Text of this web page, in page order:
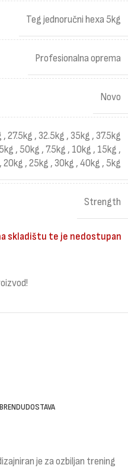
Teg jednoručni hexa 5kg
Profesionalna oprema
Novo
, 27.5kg , 32.5kg , 35kg , 37.5kg
, 50kg , 7.5kg , 10kg , 15kg ,
, 20kg , 25kg , 30kg , 40kg , 5kg
Strength
skladištu te je nedostupan
DOSTAVA
je za ozbiljan trening